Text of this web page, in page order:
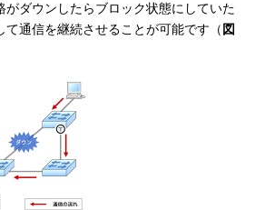
がダウンしたらブロック状態にしていた
て通信を継続させることが可能です（ 図